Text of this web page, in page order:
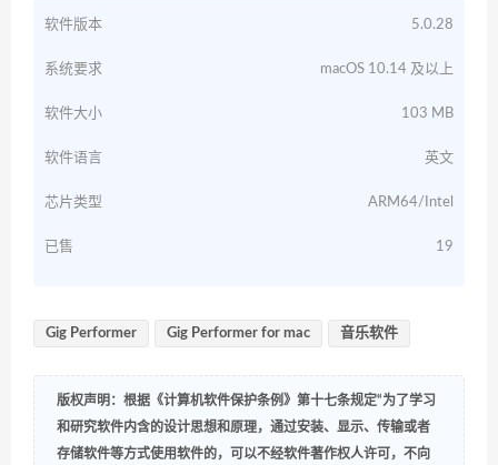
软件版本 5.0.28
系统要求 macOS 10.14 及以上
软件大小 103 MB
软件语言 英文
芯片类型 ARM64/Intel
已售 19
Gig Performer Gig Performer for mac 音乐软件
版权声明：根据《计算机软件保护条例》第十七条规定“为了学习
和研究软件内含的设计思想和原理，通过安装、显示、传输或者
存储软件等方式使用软件的，可以不经软件著作权人许可，不向